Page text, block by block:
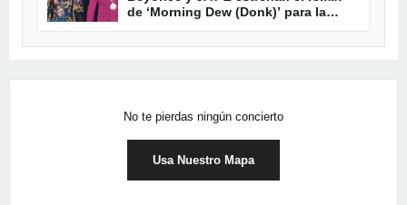
de ‘Morning Dew (Donk)’ para la
No te pierdas ningún concierto
Usa Nuestro Mapa